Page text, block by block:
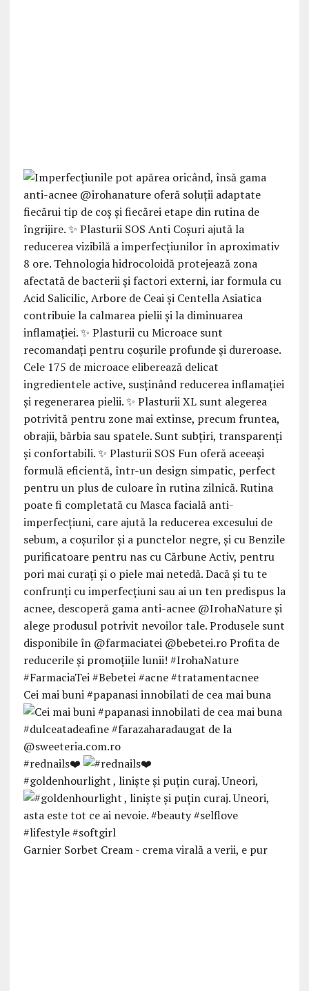
Cei mai buni #papanasi innobilati de cea mai buna
#rednails❤️
#goldenhourlight , linişte şi puţin curaj. Uneori,
Garnier Sorbet Cream - crema virală a verii, e pur